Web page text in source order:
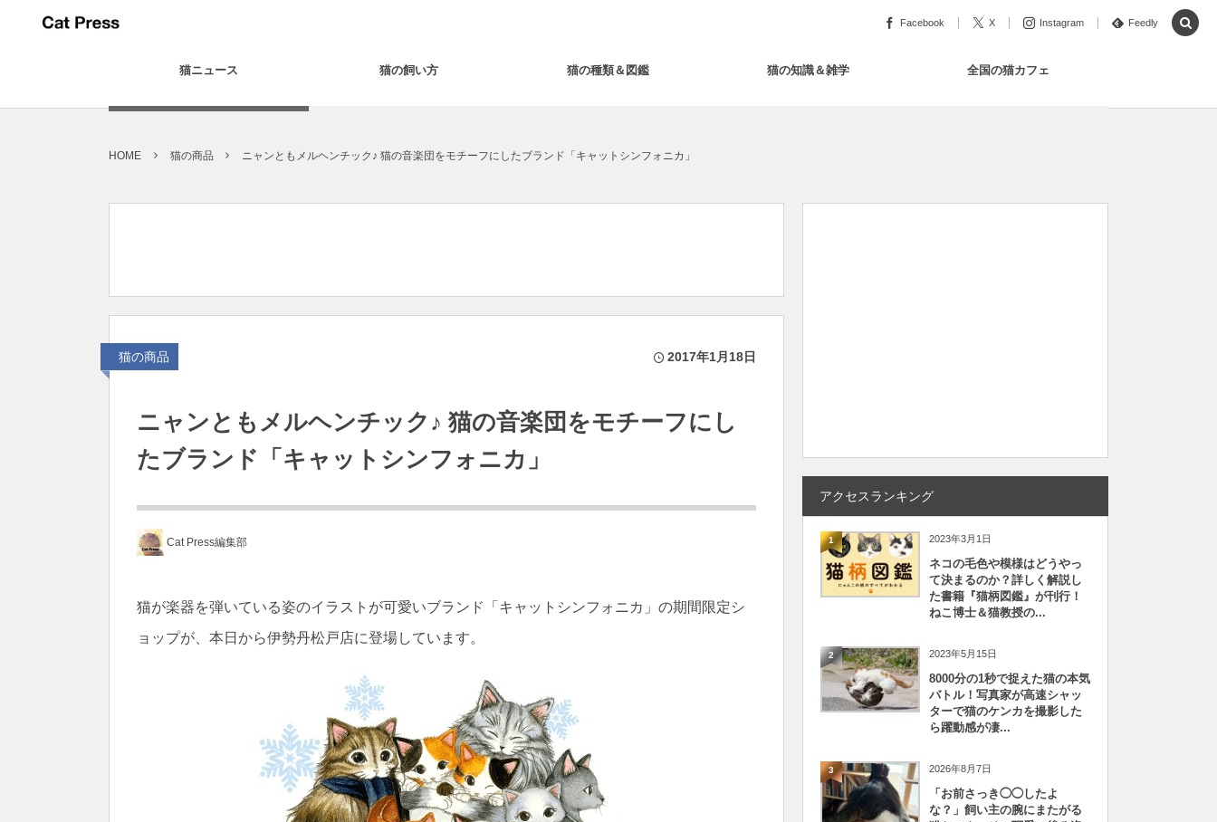
Facebook X Instagram Feedly
猫ニュース 猫の飼い方 猫の種類＆図鑑 猫の知識＆雑学 全国の猫カフェ
HOME 猫の商品 ニャンともメルヘンチック♪ 猫の音楽団をモチーフにしたブランド「キャットシンフォニカ」
猫の商品 2017年1月18日
ニャンともメルヘンチック♪ 猫の音楽団をモチーフにし
たブランド「キャットシンフォニカ」
Cat Press編集部
猫が楽器を弾いている姿のイラストが可愛いブランド「キャットシンフォニカ」の期間限定シ
ョップが、本日から伊勢丹松戸店に登場しています。
アクセスランキング
1 2023年3月1日
ネコの毛色や模様はどうやっ
て決まるのか？詳しく解説し
た書籍『猫柄図鑑』が刊行！
ねこ博士＆猫教授の...
2 2023年5月15日
8000分の1秒で捉えた猫の本気
バトル！写真家が高速シャッ
ターで猫のケンカを撮影した
ら躍動感が凄...
3 2026年8月7日
「お前さっき◯◯したよ
な？」飼い主の腕にまたがる